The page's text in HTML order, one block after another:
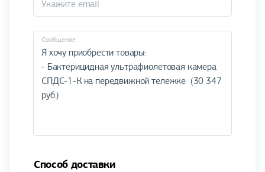
Cообщение
Способ доставки